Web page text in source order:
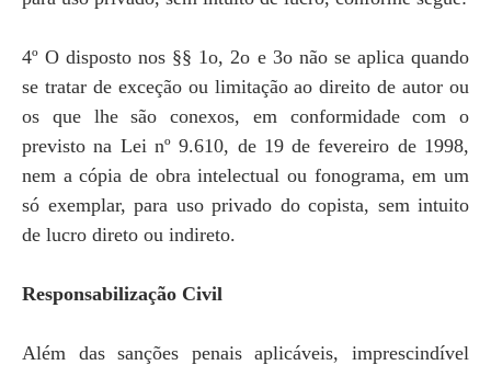
4º O disposto nos §§ 1o, 2o e 3o não se aplica quando
se tratar de exceção ou limitação ao direito de autor ou
os que lhe são conexos, em conformidade com o
previsto na Lei nº 9.610, de 19 de fevereiro de 1998,
nem a cópia de obra intelectual ou fonograma, em um
só exemplar, para uso privado do copista, sem intuito
de lucro direto ou indireto.
Responsabilização Civil
Além das sanções penais aplicáveis, imprescindível